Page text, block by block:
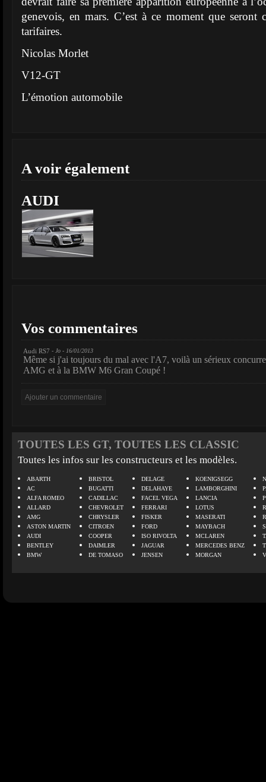
genevois, en mars. C’est à ce moment que seront
tarifaires.
Nicolas Morlet
V12-GT
L’émotion automobile
A voir également
AUDI
Vos commentaires
Audi RS7 - Jo - 16/01/2013
Même si j'ai toujours du mal avec l'A7, voilà un sérieux
AMG et à la BMW M6 Gran Coupé !
TOUTES LES GT, TOUTES LES CLASSIC
Toutes les infos sur les constructeurs et les modèles.
ABARTH
AC
ALFA ROMEO
ALLARD
AMG
ASTON MARTIN
AUDI
BENTLEY
BMW
BRISTOL
BUGATTI
CADILLAC
CHEVROLET
CHRYSLER
CITROEN
COOPER
DAIMLER
DE TOMASO
DELAGE
DELAHAYE
FACEL VEGA
FERRARI
FISKER
FORD
ISO RIVOLTA
JAGUAR
JENSEN
KOENIGSEGG
LAMBORGHINI
LANCIA
LOTUS
MASERATI
MAYBACH
MCLAREN
MERCEDES BENZ
MORGAN